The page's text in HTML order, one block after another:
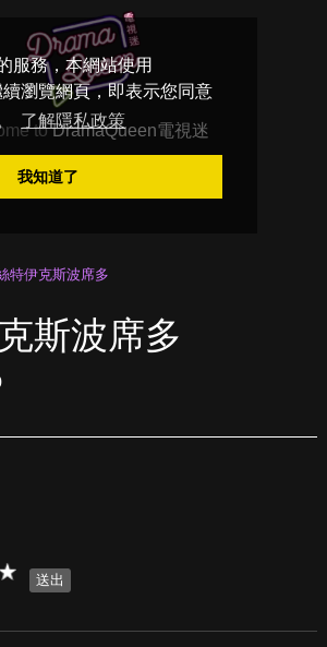
服務，本網站使用
瀏覽網頁，即表示您同意
了解隱私政策
我知道了
toDramaQueen電視迷
特伊克斯波席多
斯波席多